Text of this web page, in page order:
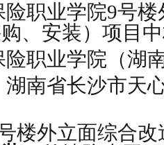
险职业学院9号
、安装）项目
险职业学院（湖
湖南省长沙市天
楼外立面综合